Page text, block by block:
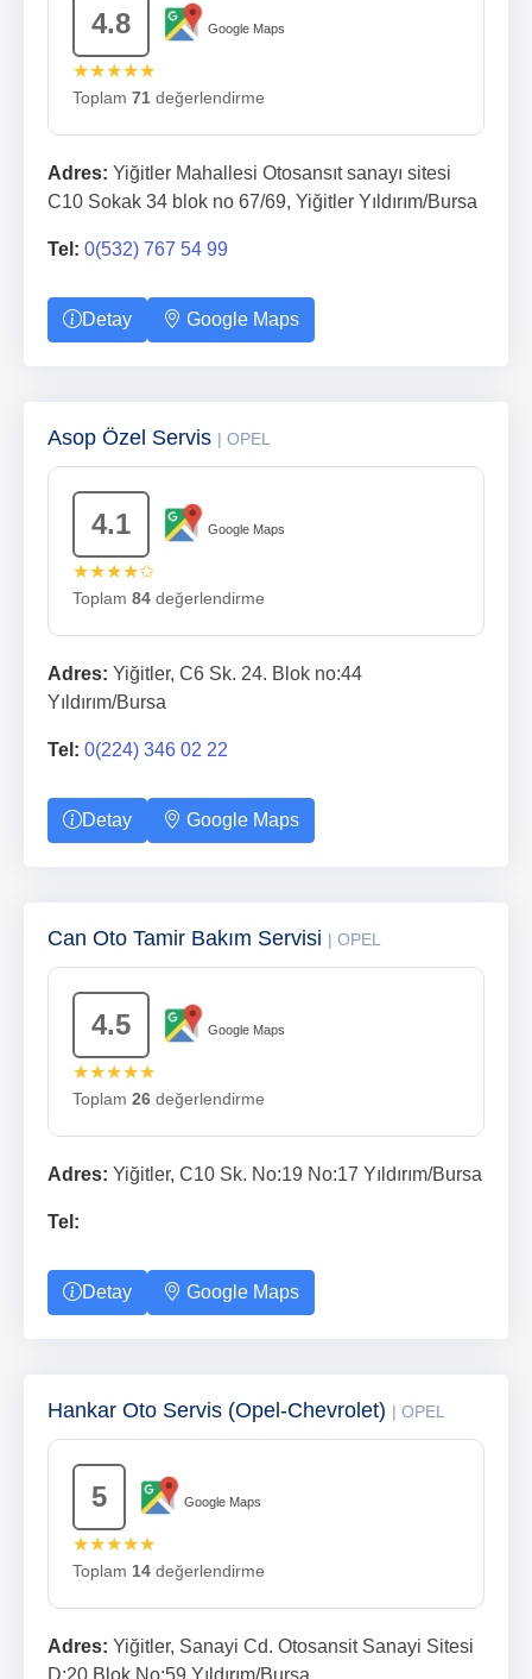
4.8 Google Maps
★★★★★
Toplam 71 değerlendirme
Adres: Yiğitler Mahallesi Otosansıt sanayı sitesi
C10 Sokak 34 blok no 67/69, Yiğitler Yıldırım/Bursa
Tel: 0(532) 767 54 99
Detay Google Maps
Asop Özel Servis | OPEL
4.1 Google Maps
★★★★✩
Toplam 84 değerlendirme
Adres: Yiğitler, C6 Sk. 24. Blok no:44
Yıldırım/Bursa
Tel: 0(224) 346 02 22
Detay Google Maps
Can Oto Tamir Bakım Servisi | OPEL
4.5 Google Maps
★★★★★
Toplam 26 değerlendirme
Adres: Yiğitler, C10 Sk. No:19 No:17 Yıldırım/Bursa
Tel:
Detay Google Maps
Hankar Oto Servis (Opel-Chevrolet) | OPEL
5 Google Maps
★★★★★
Toplam 14 değerlendirme
Adres: Yiğitler, Sanayi Cd. Otosansit Sanayi Sitesi
D:20.Blok No:59 Yıldırım/Bursa